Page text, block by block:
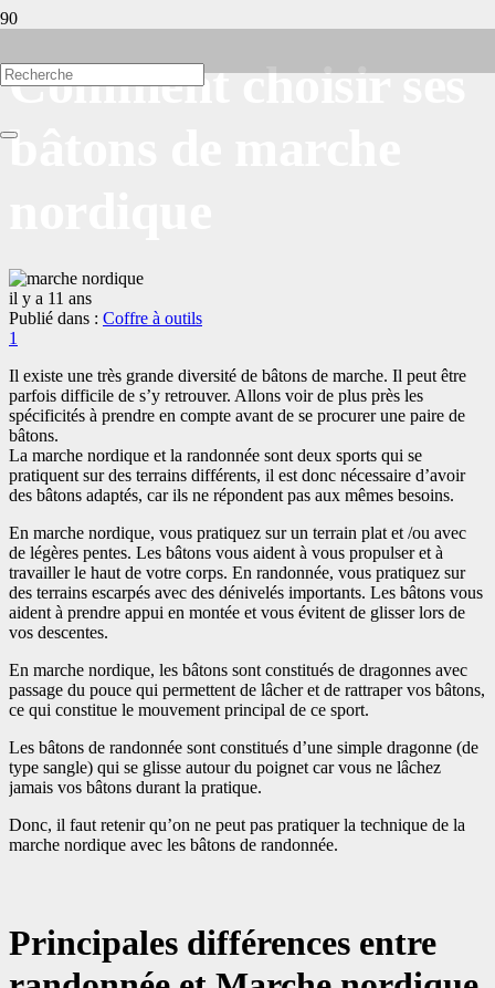
Comment choisir ses
bâtons de marche
il y a 11 ans
Publié dans : Coffre à outils
1
Il existe une très grande diversité de bâtons de marche. Il peut être
parfois difficile de s’y retrouver. Allons voir de plus près les
spécificités à prendre en compte avant de se procurer une paire de
bâtons.
La marche nordique et la randonnée sont deux sports qui se
pratiquent sur des terrains différents, il est donc nécessaire d’avoir
des bâtons adaptés, car ils ne répondent pas aux mêmes besoins.
En marche nordique, vous pratiquez sur un terrain plat et /ou avec
de légères pentes. Les bâtons vous aident à vous propulser et à
travailler le haut de votre corps. En randonnée, vous pratiquez sur
des terrains escarpés avec des dénivelés importants. Les bâtons vous
aident à prendre appui en montée et vous évitent de glisser lors de
vos descentes.
En marche nordique, les bâtons sont constitués de dragonnes avec
passage du pouce qui permettent de lâcher et de rattraper vos bâtons,
ce qui constitue le mouvement principal de ce sport.
Les bâtons de randonnée sont constitués d’une simple dragonne (de
type sangle) qui se glisse autour du poignet car vous ne lâchez
jamais vos bâtons durant la pratique.
Donc, il faut retenir qu’on ne peut pas pratiquer la technique de la
marche nordique avec les bâtons de randonnée.
Principales différences entre